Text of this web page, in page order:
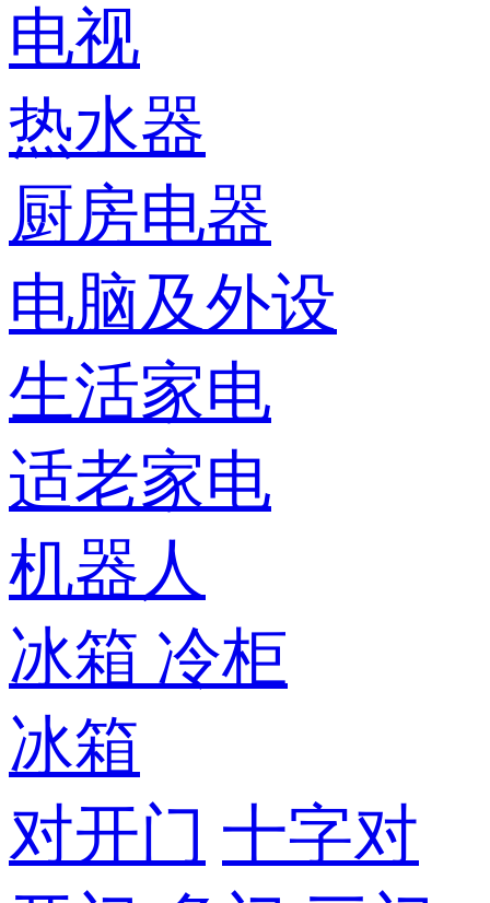
电视
热水器
厨房电器
电脑及外设
生活家电
适老家电
机器人
冰箱 冷柜
冰箱
对开门 十字对